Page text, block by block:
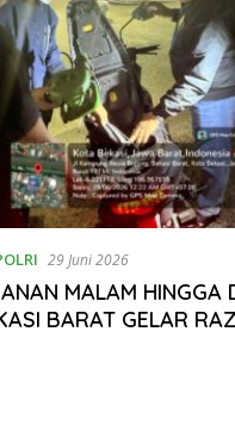
29 Juni 2026
MALAM HINGGA
BARAT GELAR